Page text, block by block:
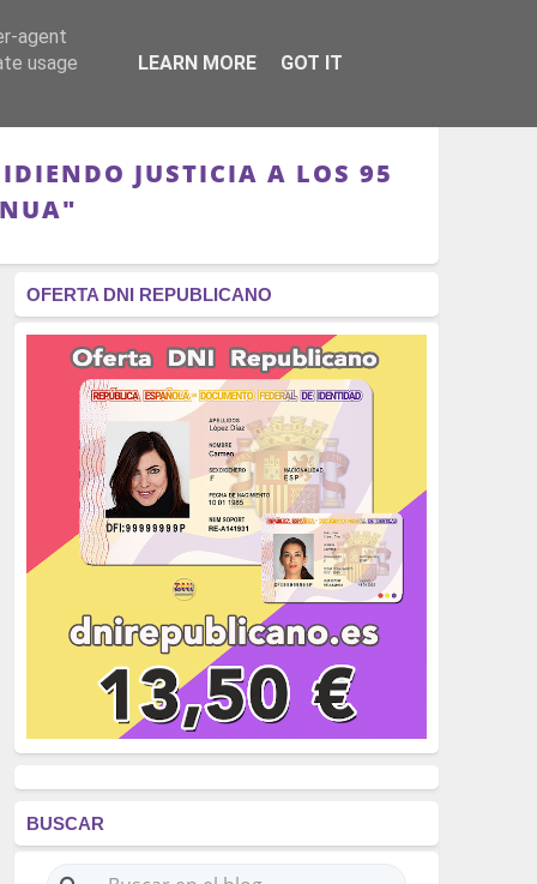
RÉGIMEN - MONARQUÍA
JUSTICIA A LOS 95
OFERTA DNI REPUBLICANO
BUSCAR
agent
usage
LEARN MORE GOT IT